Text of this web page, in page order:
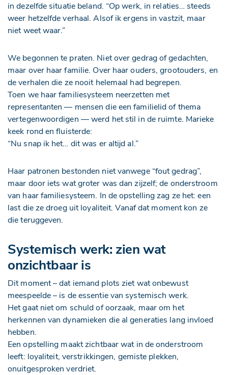
in dezelfde situatie beland. “Op werk, in relaties… steeds
weer hetzelfde verhaal. Alsof ik ergens in vastzit, maar
niet weet waar.”
We begonnen te praten. Niet over gedrag of gedachten,
maar over haar familie. Over haar ouders, grootouders, en
de verhalen die ze nooit helemaal had begrepen.
Toen we haar familiesysteem neerzetten met
representanten — mensen die een familielid of thema
vertegenwoordigen — werd het stil in de ruimte. Marieke
keek rond en fluisterde:
“Nu snap ik het… dit was er altijd al.”
Haar patronen bestonden niet vanwege “fout gedrag”,
maar door iets wat groter was dan zijzelf; de onderstroom
van haar familiesysteem. In de opstelling zag ze het: een
last die ze droeg uit loyaliteit. Vanaf dat moment kon ze
die teruggeven.
Systemisch werk: zien wat
onzichtbaar is
Dit moment – dat iemand plots ziet wat onbewust
meespeelde – is de essentie van systemisch werk.
Het gaat niet om schuld of oorzaak, maar om het
herkennen van dynamieken die al generaties lang invloed
hebben.
Een opstelling maakt zichtbaar wat in de onderstroom
leeft: loyaliteit, verstrikkingen, gemiste plekken,
onuitgesproken verdriet.